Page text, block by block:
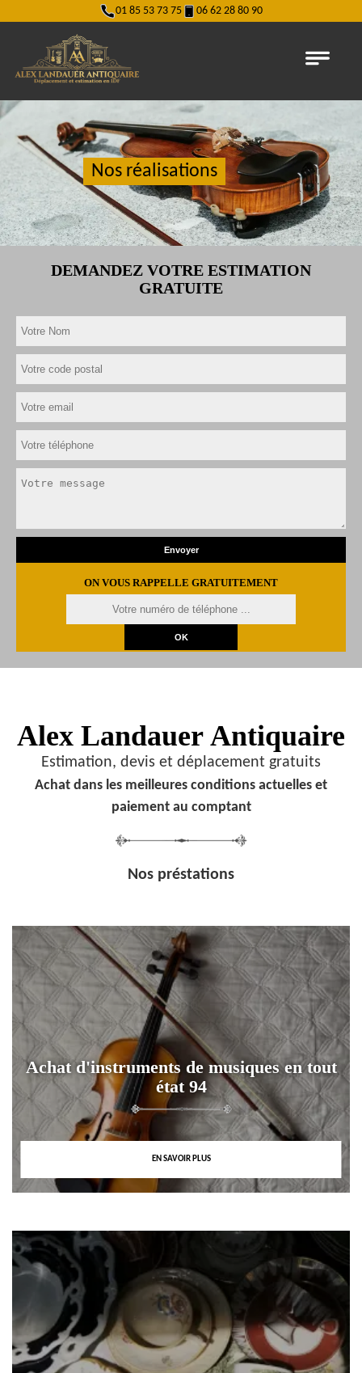
01 85 53 73 75 06 62 28 80 90
Nos réalisations
DEMANDEZ VOTRE ESTIMATION
GRATUITE
ON VOUS RAPPELLE GRATUITEMENT
Alex Landauer Antiquaire
Estimation, devis et déplacement gratuits
Achat dans les meilleures conditions actuelles et
paiement au comptant
Nos préstations
Achat d'instruments de musiques en tout
état 94
EN SAVOIR PLUS